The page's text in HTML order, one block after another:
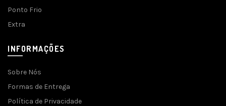
Ponto Frio
Extra
INFORMAÇÕES
Sobre Nós
Formas de Entrega
Política de Privacidade